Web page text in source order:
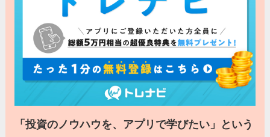
「投資のノウハウを、アプリで学びたい」という